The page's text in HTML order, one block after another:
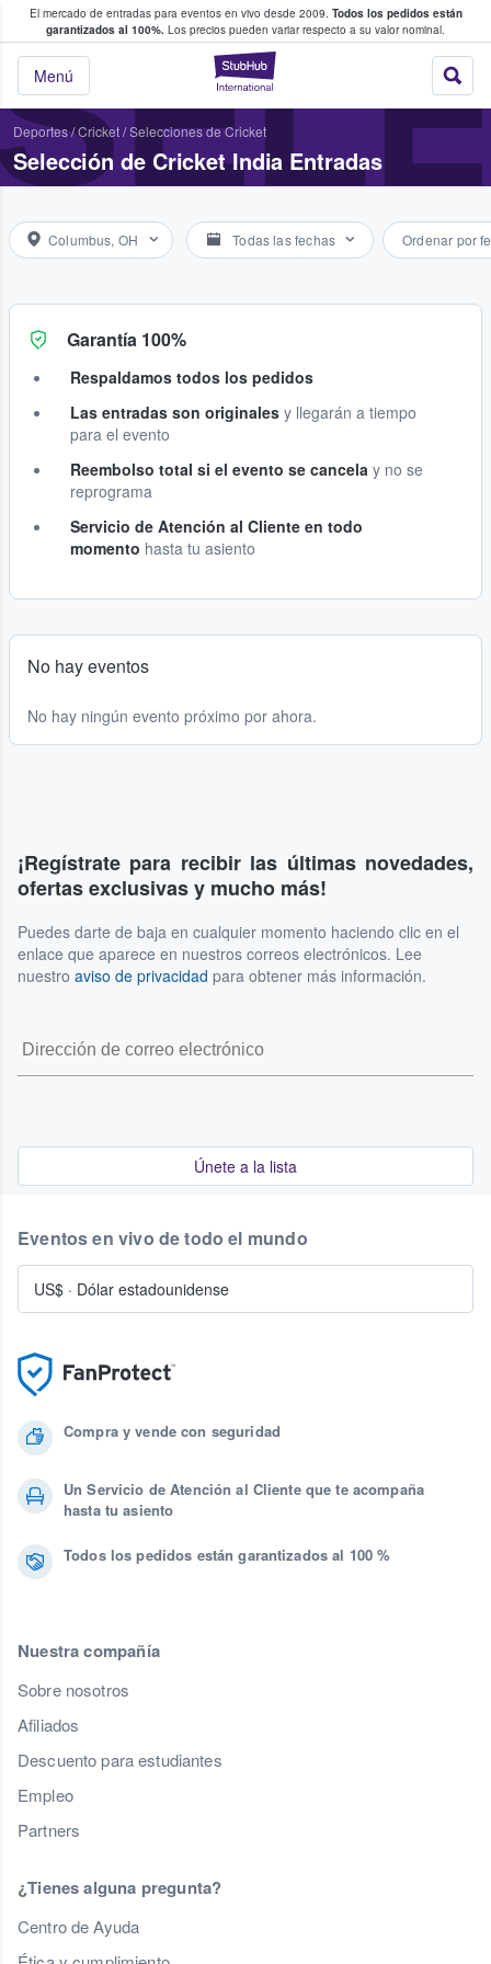
El mercado de entradas para eventos en vivo desde 2009. Todos los pedidos están
garantizados al 100%. Los precios pueden variar respecto a su valor nominal.
StubHub:
Menú
y venta de entradas entre fans
Deportes/Cricket/Selecciones de Cricket
Selección de Cricket India Entradas
Columbus, OH Todas las fechas Ordenar por
Garantía 100%
Respaldamos todos los pedidos
Las entradas son originales y llegarán a tiempo
para el evento
Reembolso total si el evento se cancela y no se
reprograma
Servicio de Atención al Cliente en todo
momento hasta tu asiento
No hay eventos
No hay ningún evento próximo por ahora.
¡Regístrate para recibir las últimas novedades,
ofertas exclusivas y mucho más!
Puedes darte de baja en cualquier momento haciendo clic en el
enlace que aparece en nuestros correos electrónicos. Lee
nuestro aviso de privacidad para obtener más información.
Únete a la lista
Compra y vende con seguridad
Un Servicio de Atención al Cliente que te acompaña
hasta tu asiento
Todos los pedidos están garantizados al 100 %
Nuestra compañía
Sobre nosotros
Afiliados
Descuento para estudiantes
Empleo
Partners
¿Tienes alguna pregunta?
Centro de Ayuda
Eventos en vivo de todo el mundo
US$ · Dólar estadounidense